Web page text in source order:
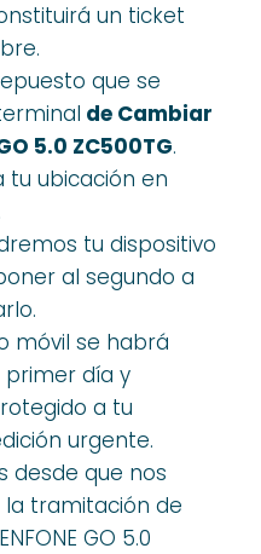
un ticket
que se
de Cambiar
5.0 ZC500TG.
tu ubicación en
tu dispositivo
al segundo a
móvil se habrá
día y
a tu
urgente.
desde que nos
tramitación de
GO 5.0